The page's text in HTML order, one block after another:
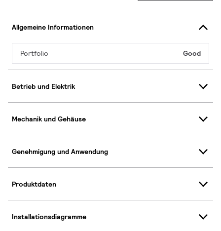
Allgemeine Informationen
Portfolio Good
Betrieb und Elektrik
Mechanik und Gehäuse
Genehmigung und Anwendung
Produktdaten
Installationsdiagramme